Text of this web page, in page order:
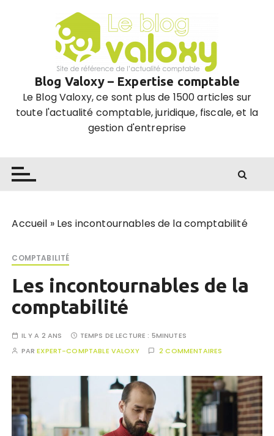
Blog Valoxy – Expertise comptable
Le Blog Valoxy, ce sont plus de 1500 articles sur
toute l'actualité comptable, juridique, fiscale, et la
gestion d'entreprise
Accueil » Les incontournables de la comptabilité
COMPTABILITÉ
Les incontournables de la
comptabilité
IL Y A 2 ANS TEMPS DE LECTURE : 5MINUTES
PAREXPERT-COMPTABLE VALOXY 2 COMMENTAIRES